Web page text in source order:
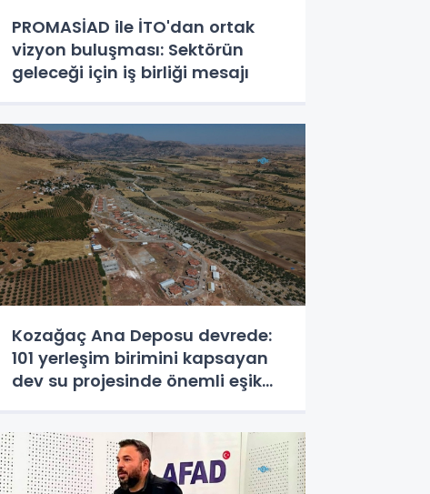
PROMASİAD ile İTO'dan ortak
vizyon buluşması: Sektörün
geleceği için iş birliği mesajı
Kozağaç Ana Deposu devrede:
101 yerleşim birimini kapsayan
dev su projesinde önemli eşik